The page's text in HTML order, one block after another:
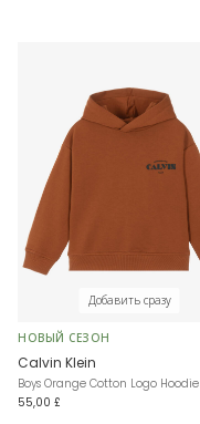
Добавить сразу
НОВЫЙ СЕЗОН
Calvin Klein
Boys Orange Cotton Logo Hoodie
55,00 £